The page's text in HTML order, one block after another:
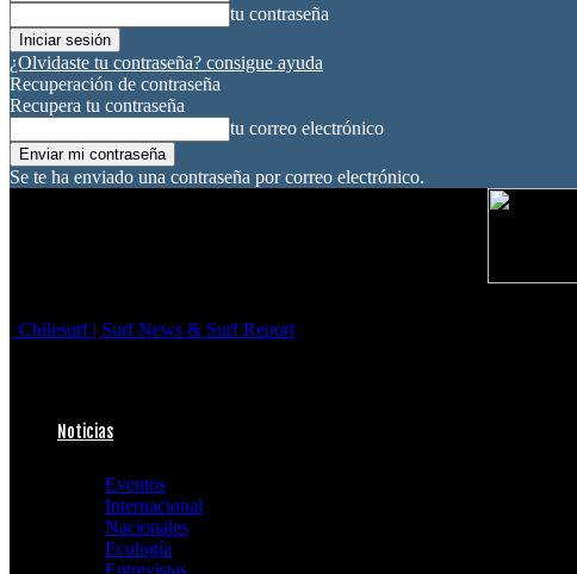
tu contraseña
¿Olvidaste tu contraseña? consigue ayuda
Recuperación de contraseña
Recupera tu contraseña
tu correo electrónico
Se te ha enviado una contraseña por correo electrónico.
Chilesurf | Surf News & Surf Report
Noticias
Eventos
Internacional
Nacionales
Ecología
Entrevistas